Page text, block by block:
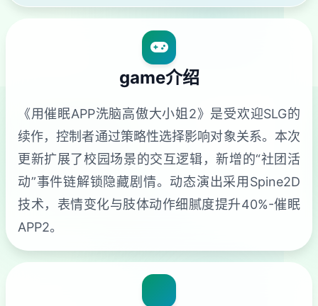
game介绍
《用催眠APP洗脑高傲大小姐2》是受欢迎SLG的
续作，控制者通过策略性选择影响对象关系。本次
更新扩展了校园场景的交互逻辑，新增的“社团活
动”事件链解锁隐藏剧情。动态演出采用Spine2D
技术，表情变化与肢体动作细腻度提升40%-催眠
APP2。